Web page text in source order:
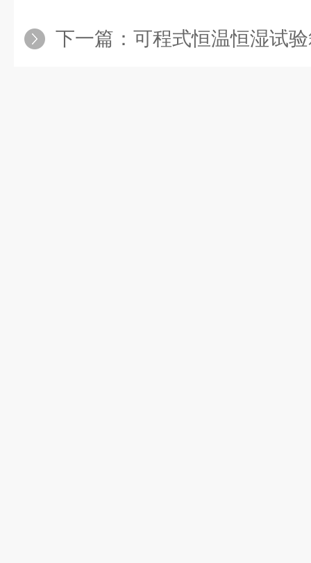
下一篇： 可程式恒温恒湿试